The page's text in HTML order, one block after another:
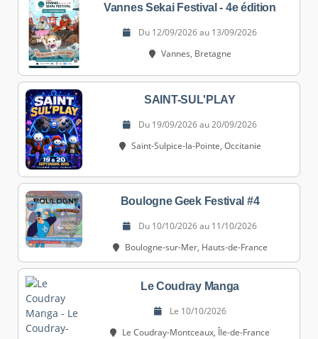
Vannes Sekai Festival - 4e édition
Du 12/09/2026 au 13/09/2026
Vannes, Bretagne
SAINT-SUL'PLAY
Du 19/09/2026 au 20/09/2026
Saint-Sulpice-la-Pointe, Occitanie
Boulogne Geek Festival #4
Du 10/10/2026 au 11/10/2026
Boulogne-sur-Mer, Hauts-de-France
Le Coudray Manga
Le 10/10/2026
Le Coudray-Montceaux, Île-de-France